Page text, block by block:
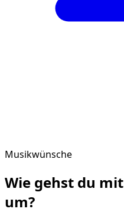
Musikwünsche
Wie gehst du mit
um?